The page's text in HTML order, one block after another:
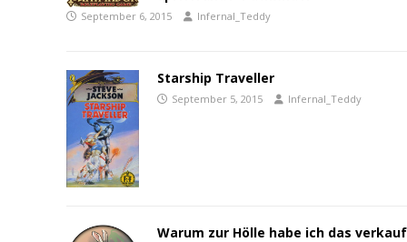
September 6, 2015 Infernal_Teddy
Starship Traveller
September 5, 2015 Infernal_Teddy
Warum zur Hölle habe ich das